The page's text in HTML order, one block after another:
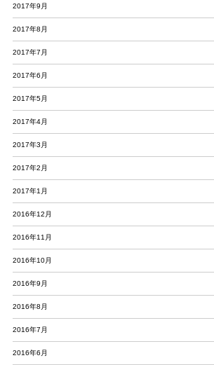
2017年9月
2017年8月
2017年7月
2017年6月
2017年5月
2017年4月
2017年3月
2017年2月
2017年1月
2016年12月
2016年11月
2016年10月
2016年9月
2016年8月
2016年7月
2016年6月